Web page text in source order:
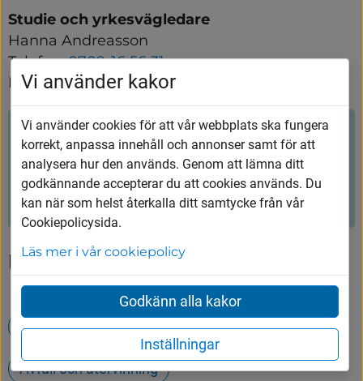
Studie och yrkesvägledare
Hanna Andreasson
Telefon: 0709-16 56 31
E-post: hanna.andreasson@vargarda.se
Hjälpte innehållet dig?
Ja Nej
Upptäck mer
Öppettider på Tumbergs ÅVC
Avfall och återvinning
Vi använder kakor
Vi använder cookies för att vår webbplats ska fungera
korrekt, anpassa innehåll och annonser samt för att
analysera hur den används. Genom att lämna ditt
godkännande accepterar du att cookies används. Du
kan när som helst återkalla ditt samtycke från vår
Cookiepolicysida.
Läs mer i vår cookiepolicy
Godkänn alla kakor
Inställningar